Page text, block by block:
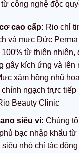
công nghệ độc
cao cấp: Rio chỉ
và mực Đức
từ thiên nhiên,
gây kích ứng và lên
xăm hồng nhũ
chính ngạch trực
Beauty Clinic
siêu vi: Chúng
bạc nhập khẩu
nhỏ chỉ tác